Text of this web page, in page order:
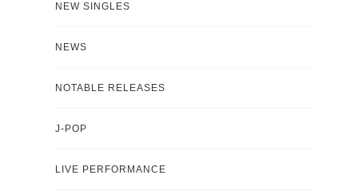
NEW SINGLES
NEWS
NOTABLE RELEASES
J-POP
LIVE PERFORMANCE